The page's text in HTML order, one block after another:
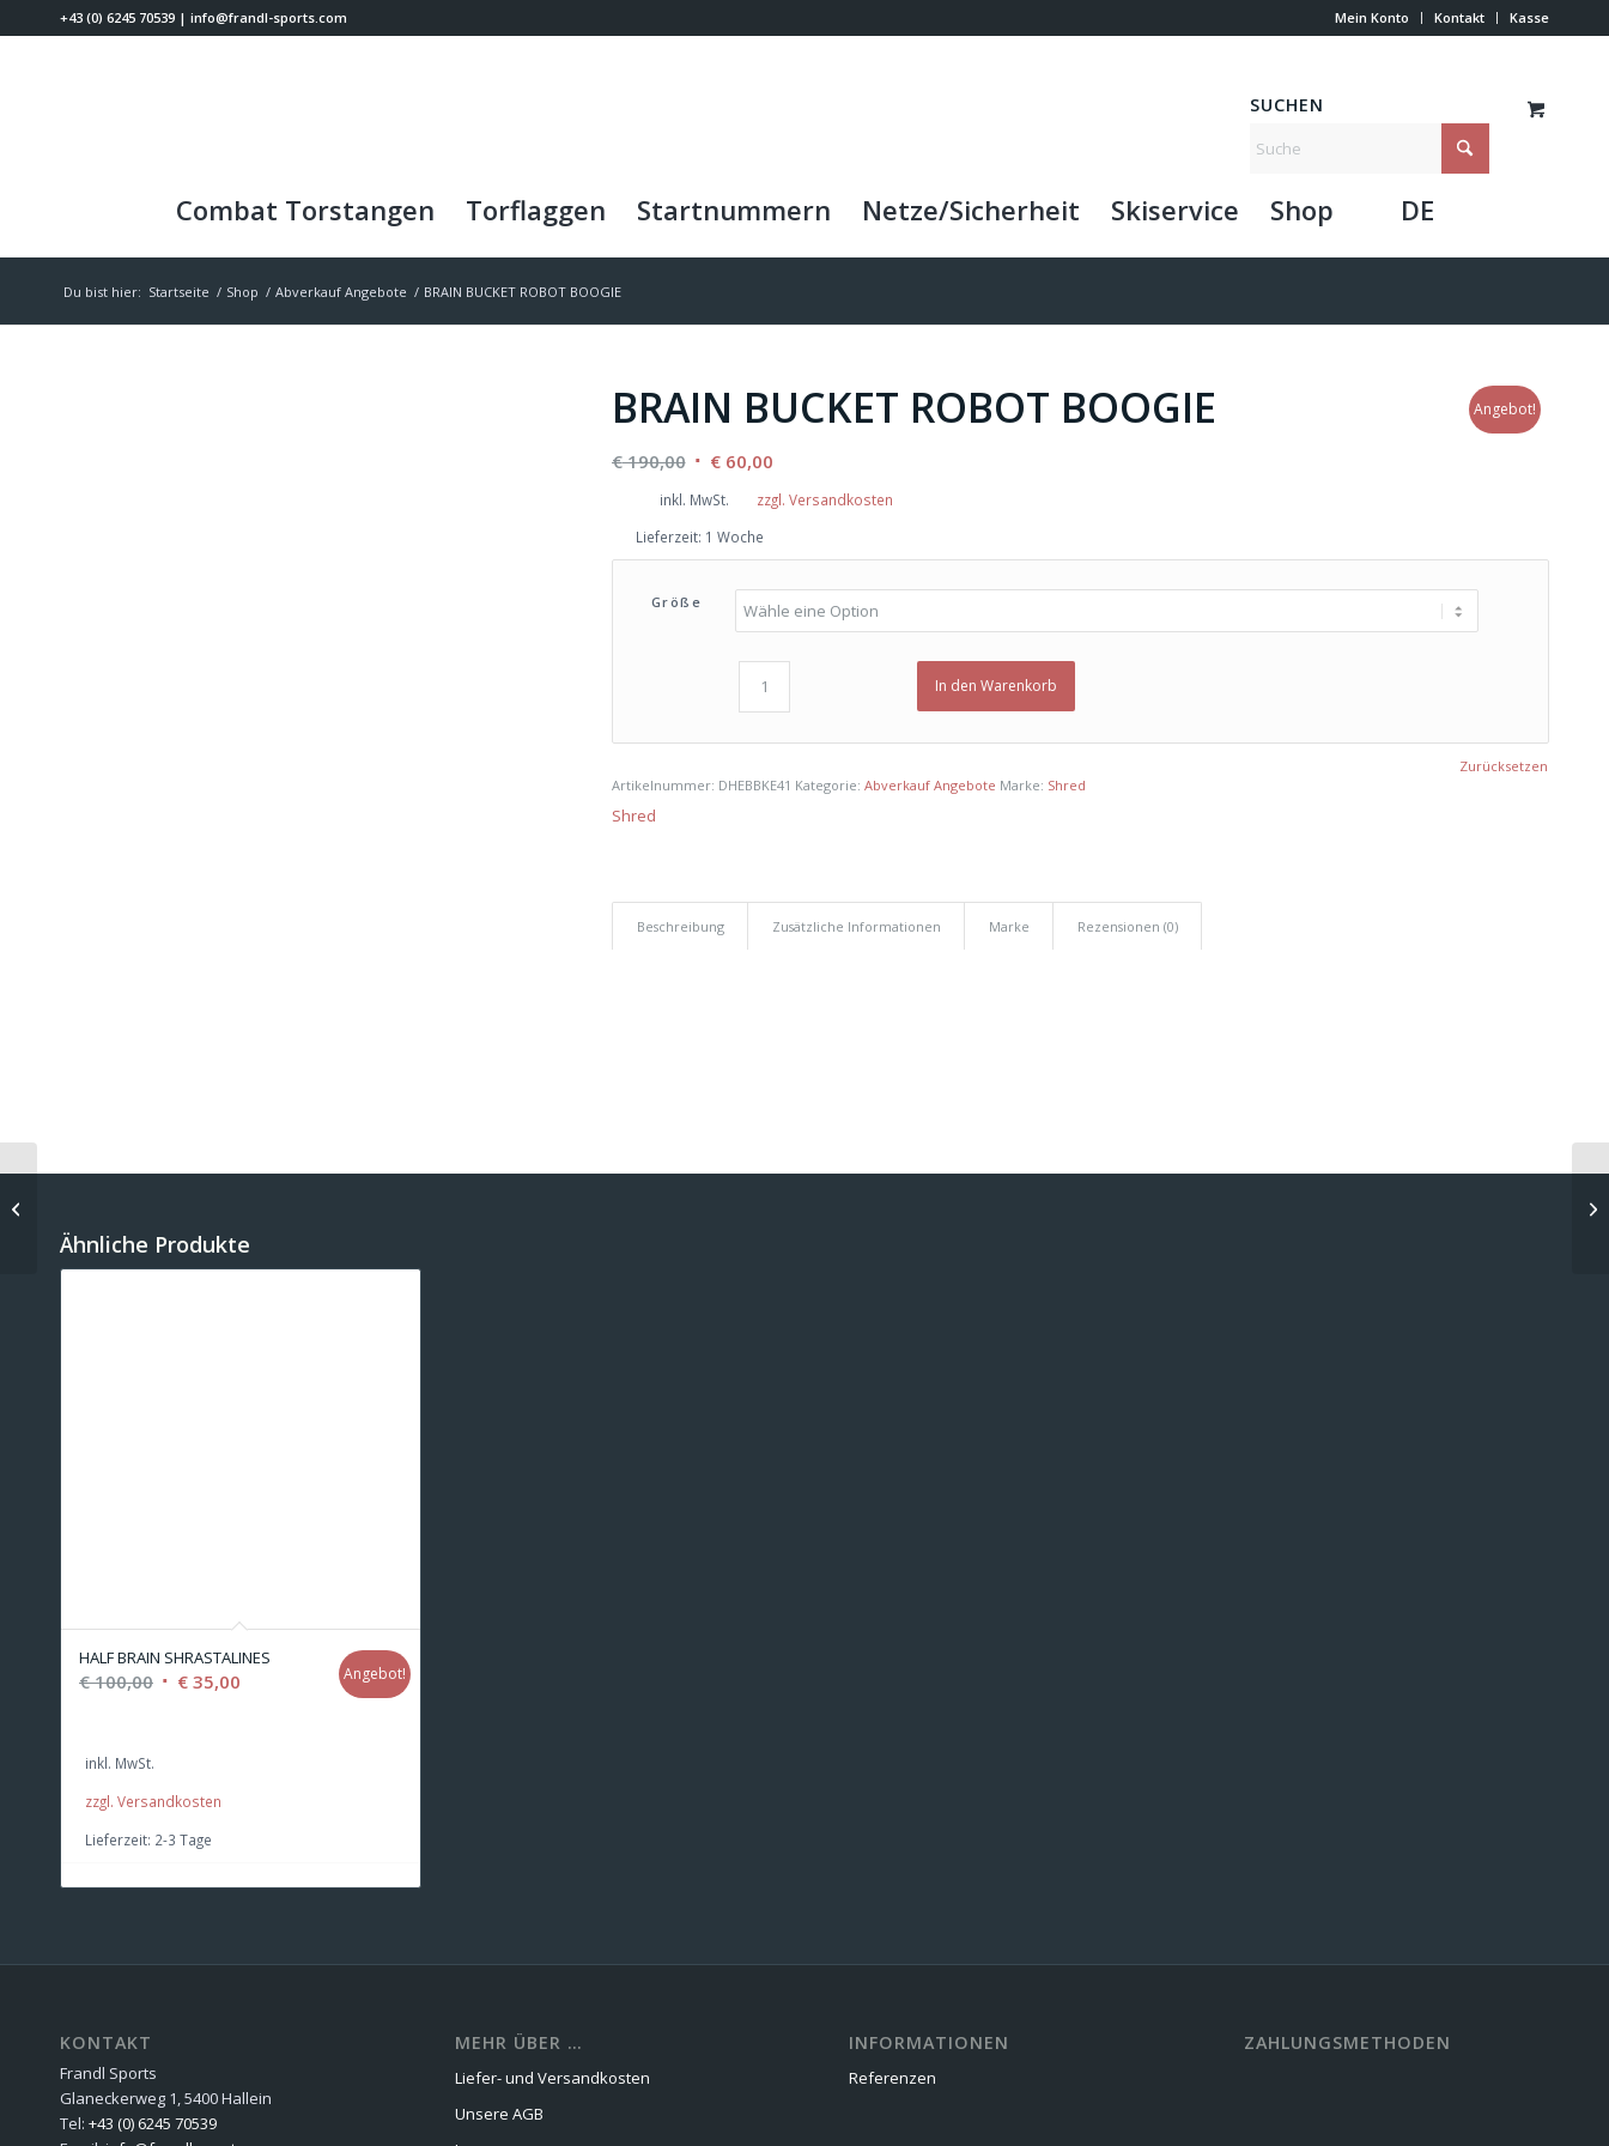
Mein Konto Kontakt Kasse
+43 (0) 6245 70539 | info@frandl-sports.com
SUCHEN
Combat Torstangen Torflaggen Startnummern Netze/Sicherheit Skiservice Shop DE
Du bist hier: Startseite / Shop / Abverkauf Angebote / BRAIN BUCKET ROBOT BOOGIE
Angebot!
BRAIN BUCKET ROBOT BOOGIE
€190,00 Ursprünglicher
Preis
€ 190,00
€60,00Aktueller
Preis
inkl. MwSt.
zzgl. Versandkosten
Lieferzeit: 1 Woche
Größe
Zurücksetzen
In den Warenkorb
Artikelnummer: DHEBBKE41 Kategorie: Abverkauf Angebote Marke: Shred
Shred
Beschreibung Zusätzliche Informationen Marke Rezensionen (0)
Ähnliche Produkte
HALF BRAIN SHRASTALINES
€100,00 Ursprünglicher
€ 35,00 Angebot!
inkl. MwSt.
zzgl. Versandkosten
Lieferzeit: 2-3 Tage
KONTAKT
Frandl Sports
Glaneckerweg 1, 5400 Hallein
Tel: +43 (0) 6245 70539
MEHR ÜBER …
Liefer- und Versandkosten
Unsere AGB
INFORMATIONEN
Referenzen
ZAHLUNGSMETHODEN